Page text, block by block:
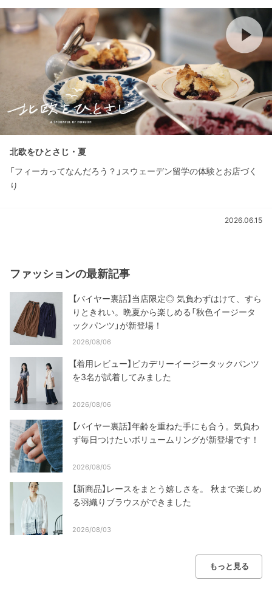
北欧をひとさじ・夏
「フィーカってなんだろう？」スウェーデン留学の体験とお店づく
り
2026.06.15
ファッションの最新記事
【バイヤー裏話】当店限定◎ 気負わずはけて、すら
りときれい。晩夏から楽しめる「秋色イージータ
ックパンツ」が新登場！
2026/08/06
【着用レビュー】ピカデリーイージータックパンツ
を3名が試着してみました
2026/08/06
【バイヤー裏話】年齢を重ねた手にも合う。気負わ
ず毎日つけたいボリュームリングが新登場です！
2026/08/05
【新商品】レースをまとう嬉しさを。 秋まで楽しめ
る羽織りブラウスができました
2026/08/03
もっと見る